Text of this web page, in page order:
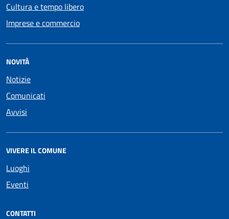
Cultura e tempo libero
Imprese e commercio
NOVITÀ
Notizie
Comunicati
Avvisi
VIVERE IL COMUNE
Luoghi
Eventi
CONTATTI